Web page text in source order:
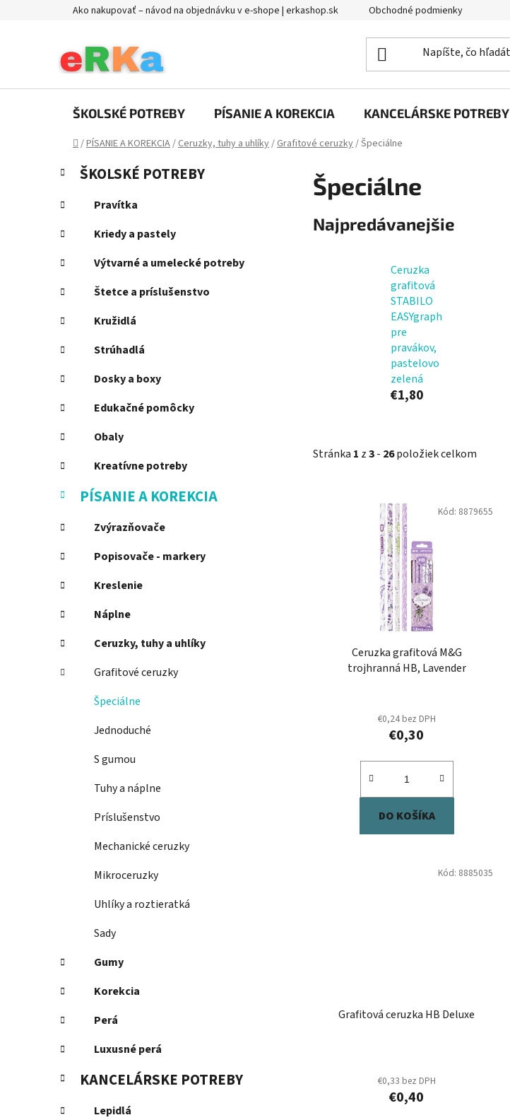
Ako nakupovať – návod na objednávku v e-shope | erkashop.sk Obchodné podmienky
ŠKOLSKÉ POTREBY PÍSANIE A KOREKCIA KANCELÁRSKE POTREBY
Domov
/PÍSANIE A KOREKCIA/Ceruzky, tuhy a uhlíky/Grafitové ceruzky/Špeciálne
B
č
ý
p
n
e
Preskočiť
kategórie
K
a
e
g
ó
r
e
ŠKOLSKÉ POTREBY
Pravítka
Kriedy a pastely
Výtvarné a umelecké potreby
Štetce a príslušenstvo
Kružidlá
Strúhadlá
Dosky a boxy
Edukačné pomôcky
Obaly
Kreatívne potreby
PÍSANIE A KOREKCIA
Zvýrazňovače
Popisovače - markery
Kreslenie
Náplne
Ceruzky, tuhy a uhlíky
Grafitové ceruzky
Špeciálne
Jednoduché
S gumou
Tuhy a náplne
Príslušenstvo
Mechanické ceruzky
Mikroceruzky
Uhlíky a roztieratká
Sady
Gumy
Korekcia
Perá
Luxusné perá
KANCELÁRSKE POTREBY
Lepidlá
Špeciálne
Najpredávanejšie
Ceruzka
grafitová
STABILO
EASYgraph
pre
pravákov,
pastelovo
zelená
€1,80
Stránka 1 z3- 26položiek celkom
Ceruzka grafitová M&G
trojhranná HB, Lavender
€0,24 bez DPH
€0,30
DO KOŠÍKA
Kód: 8879655
Grafitová ceruzka HB Deluxe
€0,33 bez DPH
€0,40
Kód: 8885035